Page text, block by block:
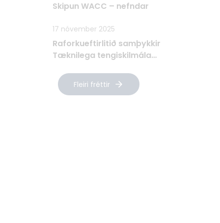
Skipun WACC – nefndar
17 nóvember 2025
Raforkueftirlitið samþykkir
Tæknilega tengiskilmála
Fleiri fréttir